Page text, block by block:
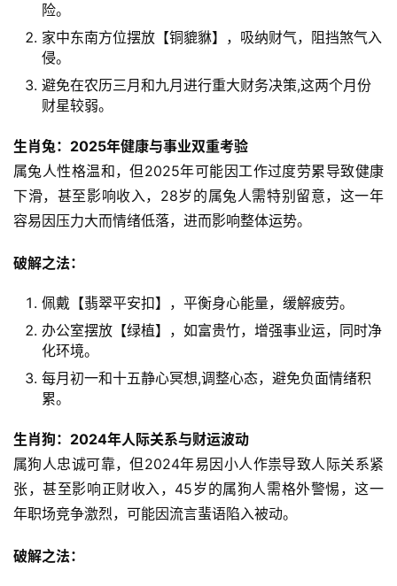
险。
家中东南方位摆放【铜貔貅】，吸纳财气，阻挡煞气入
侵。
避免在农历三月和九月进行重大财务决策,这两个月份
财星较弱。
生肖兔：2025年健康与事业双重考验
属兔人性格温和，但2025年可能因工作过度劳累导致健康
下滑，甚至影响收入，28岁的属兔人需特别留意，这一年
容易因压力大而情绪低落，进而影响整体运势。
破解之法：
佩戴【翡翠平安扣】，平衡身心能量，缓解疲劳。
办公室摆放【绿植】，如富贵竹，增强事业运，同时净
化环境。
每月初一和十五静心冥想,调整心态，避免负面情绪积
累。
生肖狗：2024年人际关系与财运波动
属狗人忠诚可靠，但2024年易因小人作祟导致人际关系紧
张，甚至影响正财收入，45岁的属狗人需格外警惕，这一
年职场竞争激烈，可能因流言蜚语陷入被动。
破解之法：